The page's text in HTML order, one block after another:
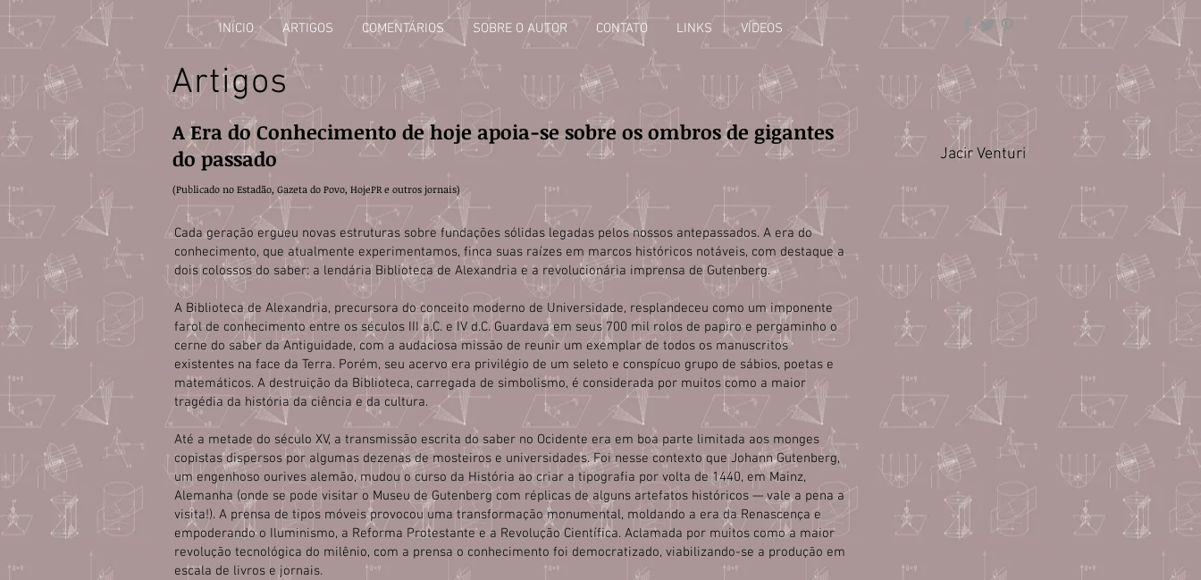
INÍCIO ARTIGOS COMENTÁRIOS SOBRE O AUTOR CONTATO LINKS VÍDEOS
Artigos
A Era do Conhecimento de hoje apoia-se sobre os ombros de gigantes
do passado
(Publicado no Estadão, Gazeta do Povo, HojePR e outros jornais)
Cada geração ergueu novas estruturas sobre fundações sólidas legadas pelos nossos antepassados. A era do
conhecimento, que atualmente experimentamos, finca suas raízes em marcos históricos notáveis, com destaque a
dois colossos do saber: a lendária Biblioteca de Alexandria e a revolucionária imprensa de Gutenberg.
A Biblioteca de Alexandria, precursora do conceito moderno de Universidade, resplandeceu como um imponente
farol de conhecimento entre os séculos III a.C. e IV d.C. Guardava em seus 700 mil rolos de papiro e pergaminho o
cerne do saber da Antiguidade, com a audaciosa missão de reunir um exemplar de todos os manuscritos
existentes na face da Terra. Porém, seu acervo era privilégio de um seleto e conspícuo grupo de sábios, poetas e
matemáticos. A destruição da Biblioteca, carregada de simbolismo, é considerada por muitos como a maior
tragédia da história da ciência e da cultura.
Até a metade do século XV, a transmissão escrita do saber no Ocidente era em boa parte limitada aos monges
copistas dispersos por algumas dezenas de mosteiros e universidades. Foi nesse contexto que Johann Gutenberg,
um engenhoso ourives alemão, mudou o curso da História ao criar a tipografia por volta de 1440, em Mainz,
Alemanha (onde se pode visitar o Museu de Gutenberg com réplicas de alguns artefatos históricos — vale a pena a
visita!). A prensa de tipos móveis provocou uma transformação monumental, moldando a era da Renascença e
empoderando o Iluminismo, a Reforma Protestante e a Revolução Científica. Aclamada por muitos como a maior
revolução tecnológica do milênio, com a prensa o conhecimento foi democratizado, viabilizando-se a produção em
escala de livros e jornais.
Jacir Venturi